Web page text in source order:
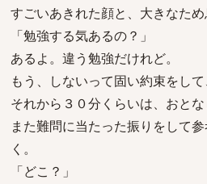
すごいあきれた顔と、大きなため
「勉強する気あるの？」
あるよ。違う勉強だけれど。
もう、しないって固い約束をして
それから３０分くらいは、おとな
また難問に当たった振りをして
く。
「どこ？」